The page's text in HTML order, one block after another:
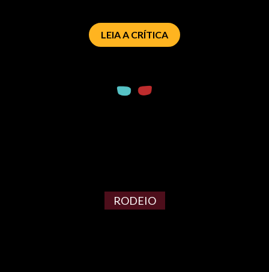
LEIA A CRÍTICA
RODEIO